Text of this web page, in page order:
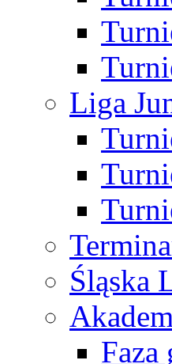
Liga
Śląska
Faza